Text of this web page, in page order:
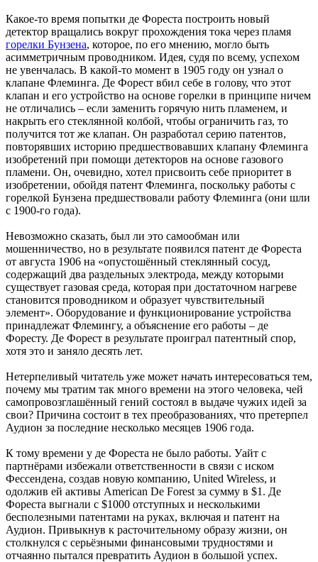
Какое-то время попытки де Фореста построить новый
детектор вращались вокруг прохождения тока через пламя
горелки Бунзена, которое, по его мнению, могло быть
асимметричным проводником. Идея, судя по всему, успехом
не увенчалась. В какой-то момент в 1905 году он узнал о
клапане Флеминга. Де Форест вбил себе в голову, что этот
клапан и его устройство на основе горелки в принципе ничем
не отличались – если заменить горячую нить пламенем, и
накрыть его стеклянной колбой, чтобы ограничить газ, то
получится тот же клапан. Он разработал серию патентов,
повторявших историю предшествовавших клапану Флеминга
изобретений при помощи детекторов на основе газового
пламени. Он, очевидно, хотел присвоить себе приоритет в
изобретении, обойдя патент Флеминга, поскольку работы с
горелкой Бунзена предшествовали работу Флеминга (они шли
с 1900-го года).
Невозможно сказать, был ли это самообман или
мошенничество, но в результате появился патент де Фореста
от августа 1906 на «опустошённый стеклянный сосуд,
содержащий два раздельных электрода, между которыми
существует газовая среда, которая при достаточном нагреве
становится проводником и образует чувствительный
элемент». Оборудование и функционирование устройства
принадлежат Флемингу, а объяснение его работы – де
Форесту. Де Форест в результате проиграл патентный спор,
хотя это и заняло десять лет.
Нетерпеливый читатель уже может начать интересоваться тем,
почему мы тратим так много времени на этого человека, чей
самопровозглашённый гений состоял в выдаче чужих идей за
свои? Причина состоит в тех преобразованиях, что претерпел
Аудион за последние несколько месяцев 1906 года.
К тому времени у де Фореста не было работы. Уайт с
партнёрами избежали ответственности в связи с иском
Фессендена, создав новую компанию, United Wireless, и
одолжив ей активы American De Forest за сумму в $1. Де
Фореста выгнали с $1000 отступных и несколькими
бесполезными патентами на руках, включая и патент на
Аудион. Привыкнув к расточительному образу жизни, он
столкнулся с серьёзными финансовыми трудностями и
отчаянно пытался превратить Аудион в большой успех.